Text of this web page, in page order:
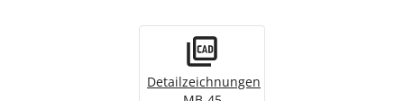
Detailzeichnungen